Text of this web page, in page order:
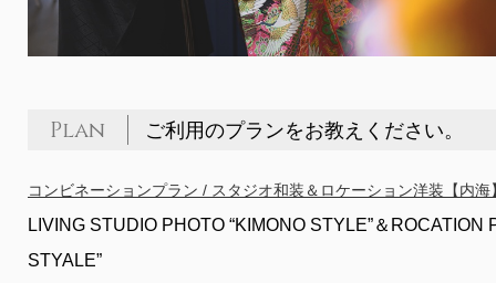
Plan ご利用のプランをお教えください。
コンビネーションプラン / スタジオ和装＆ロケーション洋装【内海
LIVING STUDIO PHOTO “KIMONO STYLE”＆ROCATION
STYALE”